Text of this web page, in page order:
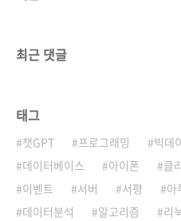
최근 댓글
태그
챗GPT 프로그래밍 빅데
데이터베이스
아이폰 클
이벤트
서버 서평 아
데이터분석
알고리즘 리